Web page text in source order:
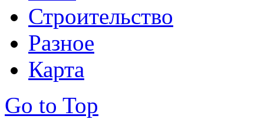
Строительство
Разное
Карта
Go to Top